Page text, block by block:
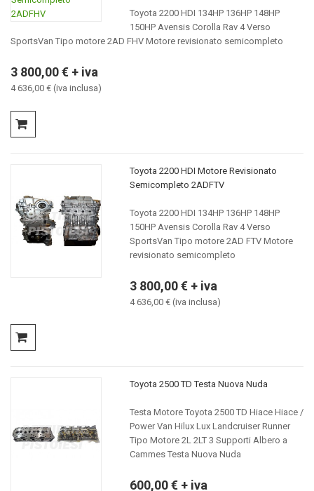
Toyota 2200 HDI 134HP 136HP 148HP
150HP Avensis Corolla Rav 4 Verso
SportsVan Tipo motore 2AD FHV Motore revisionato semicompleto
3 800,00 € + iva
4 636,00 € (iva inclusa)
Toyota 2200 HDI Motore Revisionato
Semicompleto 2ADFTV
Toyota 2200 HDI 134HP 136HP 148HP
150HP Avensis Corolla Rav 4 Verso
SportsVan Tipo motore 2AD FTV Motore
revisionato semicompleto
3 800,00 € + iva
4 636,00 € (iva inclusa)
Toyota 2500 TD Testa Nuova Nuda
Testa Motore Toyota 2500 TD Hiace Hiace /
Power Van Hilux Lux Landcruiser Runner
Tipo Motore 2L 2LT 3 Supporti Albero a
Cammes Testa Nuova Nuda
600,00 € + iva